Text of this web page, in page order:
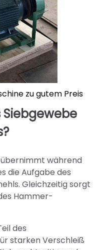
zu gutem Preis
übernimmt während
die Aufgabe des
Gleichzeitig sorgt
Hammer-
des
starken Verschleiß